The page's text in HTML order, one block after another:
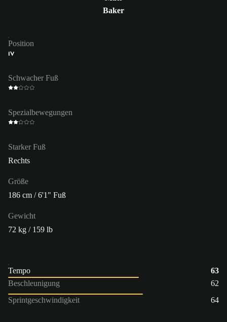
Baker
Position
IV
Schwacher Fuß
Spezialbewegungen
Starker Fuß
Rechts
Größe
186 cm / 6'1" Fuß
Gewicht
72 kg / 159 lb
Tempo
63
Beschleunigung
62
Sprintgeschwindigkeit
64